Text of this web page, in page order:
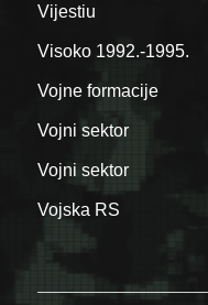
Vijestiu
Visoko 1992.-1995.
Vojne formacije
Vojni sektor
Vojni sektor
Vojska RS